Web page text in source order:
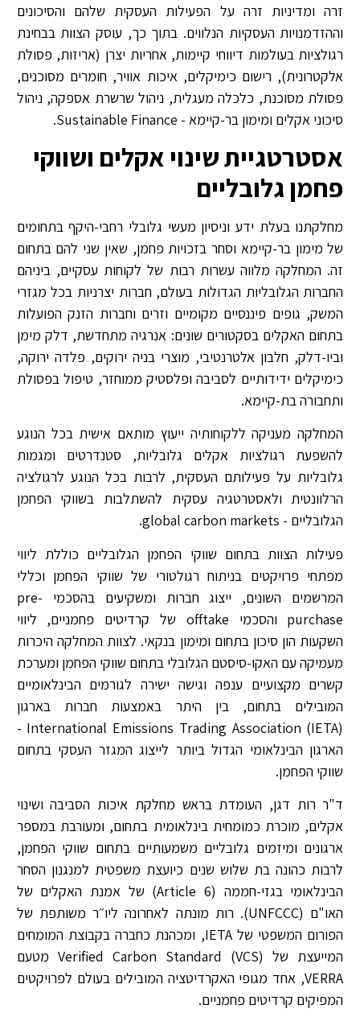
זרה ומדיניות זרה על הפעילות העסקית שלהם והסיכונים
וההזדמנויות העסקיות הנלווים. בתוך כך, עוסק הצוות בבחינת
רגולציות בעולמות דיווחי קיימות, אחריות יצרן (אריזות, פסולת
אלקטרונית), רישום כימיקלים, איכות אוויר, חומרים מסוכנים,
פסולת מסוכנת, כלכלה מעגלית, ניהול שרשרת אספקה, ניהול
סיכוני אקלים ומימון בר-קיימא - Sustainable Finance.
אסטרטגיית שינוי אקלים ושווקי
פחמן גלובליים
מחלקתנו בעלת ידע וניסיון מעשי גלובלי רחבי-היקף בתחומים
של מימון בר-קיימא וסחר בזכויות פחמן, שאין שני להם בתחום
זה. המחלקה מלווה עשרות רבות של לקוחות עסקיים, ביניהם
החברות הגלובליות הגדולות בעולם, חברות יצרניות בכל מגזרי
המשק, גופים פיננסיים מקומיים וזרים וחברות הזנק הפועלות
בתחום האקלים בסקטורים שונים: אנרגיה מתחדשת, דלק מימן
וביו-דלק, חלבון אלטרנטיבי, מוצרי בניה ירוקים, פלדה ירוקה,
כימיקלים ידידותיים לסביבה ופלסטיק ממוחזר, טיפול בפסולת
ותחבורה בת-קיימא.
המחלקה מעניקה ללקוחותיה ייעוץ מותאם אישית בכל הנוגע
להשפעת רגולציות אקלים גלובליות, סטנדרטים ומגמות
גלובליות על פעילותם העסקית, לרבות בכל הנוגע לרגולציה
הרלוונטית ולאסטרטגיה עסקית להשתלבות בשווקי הפחמן
הגלובליים - global carbon markets.
פעילות הצוות בתחום שווקי הפחמן הגלובליים כוללת ליווי
מפתחי פרויקטים בניתוח רגולטורי של שווקי הפחמן וכללי
המרשמים השונים, ייצוג חברות ומשקיעים בהסכמי pre-
purchase והסכמי offtake של קרדיטים פחמניים, ליווי
השקעות הון סיכון בתחום ומימון בנקאי. לצוות המחלקה היכרות
מעמיקה עם האקו-סיסטם הגלובלי בתחום שווקי הפחמן ומערכת
קשרים מקצועיים ענפה וגישה ישירה לגורמים הבינלאומיים
המובילים בתחום, בין היתר באמצעות חברות בארגון
International Emissions Trading Association (IETA) -
הארגון הבינלאומי הגדול ביותר לייצוג המגזר העסקי בתחום
שווקי הפחמן.
ד"ר רות דגן, העומדת בראש מחלקת איכות הסביבה ושינוי
אקלים, מוכרת כמומחית בינלאומית בתחום, ומעורבת במספר
ארגונים ומיזמים גלובליים משמעותיים בתחום שווקי הפחמן,
לרבות כהונה בת שלוש שנים כיועצת משפטית למנגנון הסחר
הבינלאומי בגזי-חממה (Article 6) של אמנת האקלים של
האו"ם (UNFCCC). רות מונתה לאחרונה ליו״ר משותפת של
הפורום המשפטי של IETA, ומכהנת כחברה בקבוצת המומחים
המייעצת של Verified Carbon Standard (VCS) מטעם
VERRA, אחד מגופי האקרדיטציה המובילים בעולם לפרויקטים
המפיקים קרדיטים פחמניים.